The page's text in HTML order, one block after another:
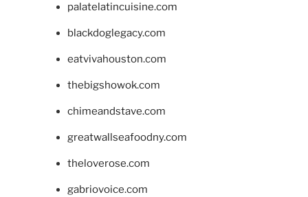
palatelatincuisine.com
blackdoglegacy.com
eatvivahouston.com
thebigshowok.com
chimeandstave.com
greatwallseafoodny.com
theloverose.com
gabriovoice.com